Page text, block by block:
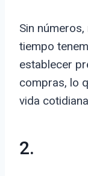
Sin
tiempo
establecer
compras, lo
vida
2.